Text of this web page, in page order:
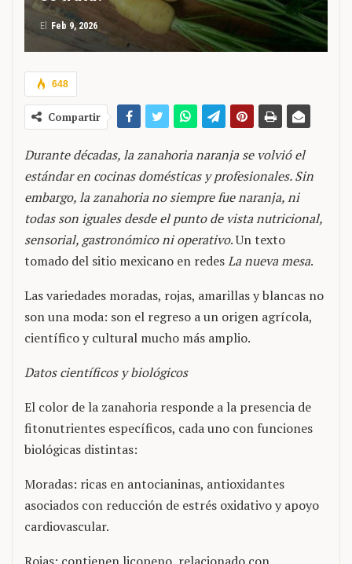
El Feb 9, 2026
648
Compartir
Durante décadas, la zanahoria naranja se volvió el
estándar en cocinas domésticas y profesionales. Sin
embargo, la zanahoria no siempre fue naranja, ni
todas son iguales desde el punto de vista nutricional,
sensorial, gastronómico ni operativo. Un texto
tomado del sitio mexicano en redesLa nueva mesa.
Las variedades moradas, rojas, amarillas y blancas no
son una moda: son el regreso a un origen agrícola,
científico y cultural mucho más amplio.
Datos científicos y biológicos
El color de la zanahoria responde a la presencia de
fitonutrientes específicos, cada uno con funciones
biológicas distintas:
Moradas: ricas en antocianinas, antioxidantes
asociados con reducción de estrés oxidativo y apoyo
cardiovascular.